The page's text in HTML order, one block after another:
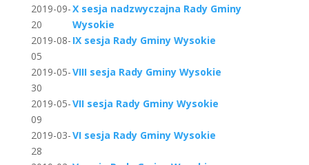
2019-09-
20
X sesja nadzwyczajna Rady Gminy
Wysokie
2019-08-
05
IX sesja Rady Gminy Wysokie
2019-05-
30
VIII sesja Rady Gminy Wysokie
2019-05-
09
VII sesja Rady Gminy Wysokie
2019-03-
28
VI sesja Rady Gminy Wysokie